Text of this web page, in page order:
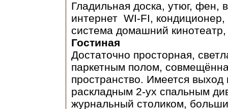
Гладильная доска, утюг, фен,
интернет WI-FI,
система домашний
Гостиная
Достаточно просторная,
паркетным полом,
пространство. Имеется
раскладным 2-ух спальным
журнальный столиком,